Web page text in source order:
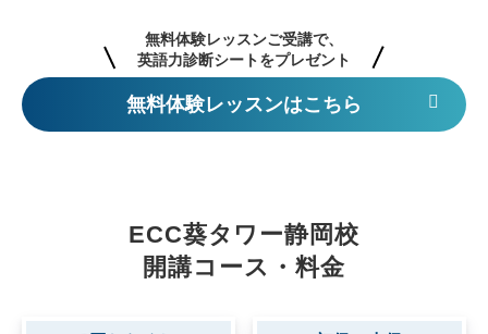
4．7階で降りると、すぐ前にECC葵タワー静岡校がござい
無料体験レッスンはこちら
ECC葵タワー静岡校
開講コース・料金